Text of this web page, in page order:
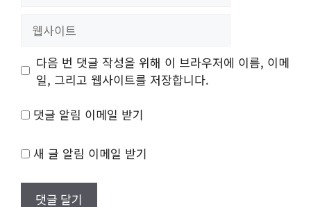
트
다음 번 댓글 작성을 위해 이 브라우저에 이름, 이메
일, 그리고 웹사이트를 저장합니다.
댓글 알림 이메일 받기
새 글 알림 이메일 받기